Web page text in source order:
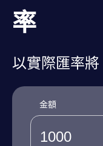
率
以實際匯率
金額